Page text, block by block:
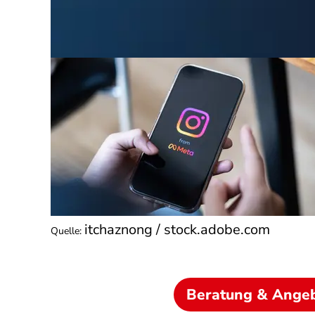
Quelle: itchaznong / stock.adobe.com
Beratung &